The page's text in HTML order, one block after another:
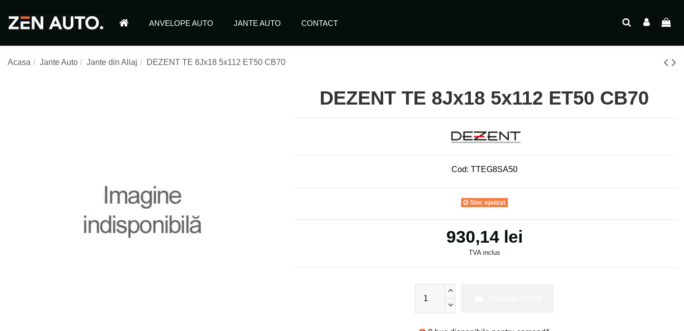
ANVELOPE AUTO JANTE AUTO CONTACT
Acasa Jante Auto Jante din Aliaj DEZENT TE 8Jx18 5x112 ET50 CB70
DEZENT TE 8Jx18 5x112 ET50 CB70
Cod: TTEG8SA50
Stoc epuizat
930,14 lei
TVA inclus